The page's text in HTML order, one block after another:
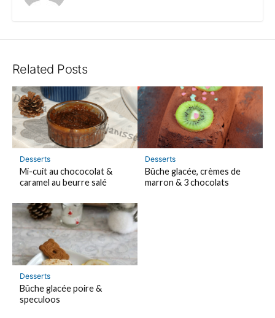
Related Posts
Desserts
Mi-cuit au chococolat &
caramel au beurre salé
Desserts
Bûche glacée, crèmes de
marron & 3 chocolats
Desserts
Bûche glacée poire &
speculoos